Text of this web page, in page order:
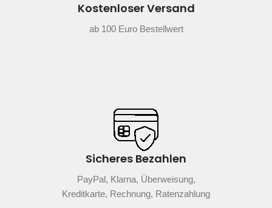
Kostenloser Versand
ab 100 Euro Bestellwert
Sicheres Bezahlen
PayPal, Klarna, Überweisung,
Kreditkarte, Rechnung, Ratenzahlung